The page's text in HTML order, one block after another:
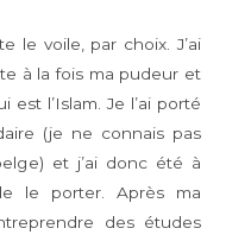
le voile, par choix. J’ai
à la fois ma pudeur et
l’Islam. Je l’ai porté
(je ne connais pas
et j’ai donc été à
le porter. Après ma
des études